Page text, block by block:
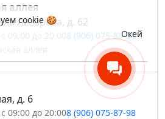
аллея
Лазарева, д. 62
8 (906) 075-88-01
аллея
д. 6
09:00 до 20:008 (906) 075-87-98
cookie 🍪
Окей